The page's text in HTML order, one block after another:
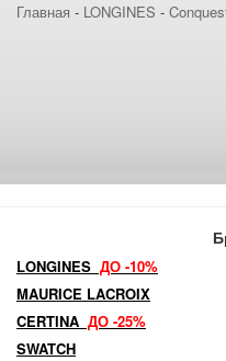
Главная - LONGINES -
LONGINES ДО -10%
MAURICE LACROIX
CERTINA ДО -25%
SWATCH